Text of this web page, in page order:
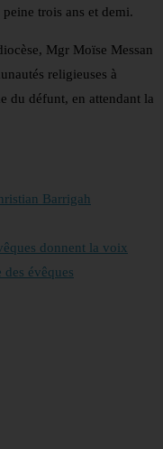
trois ans et demi.
Mgr Moïse Messan
religieuses à
du défunt, en attendant la
Barrigah
donnent la voix
évêques